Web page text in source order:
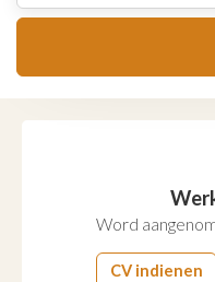
Word
CV indienen